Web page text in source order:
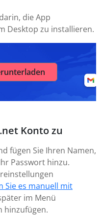
die App
Desktop zu installieren.
Konto zu
fügen Sie Ihren Namen,
Passwort hinzu.
Sie es manuell mit
im Menü
hinzufügen.